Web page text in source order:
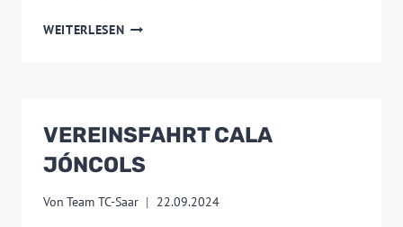
WEITERLESENTAUCHTAG
VEREINSFAHRT CALA
JÓNCOLS
Von Team TC-Saar 22.09.2024